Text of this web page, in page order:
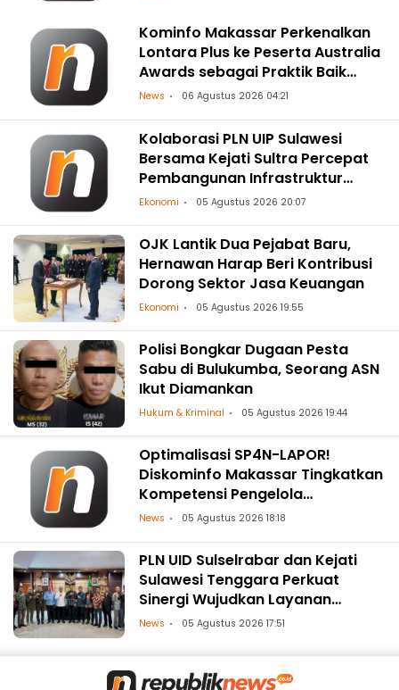
Kominfo Makassar Perkenalkan
Lontara Plus ke Peserta Australia
Awards sebagai Praktik Baik
Transformasi Digital
News 06 Agustus 2026 04:21
Kolaborasi PLN UIP Sulawesi
Bersama Kejati Sultra Percepat
Pembangunan Infrastruktur
Ketenagalistrikan
Ekonomi 05 Agustus 2026 20:07
OJK Lantik Dua Pejabat Baru,
Hernawan Harap Beri Kontribusi
Dorong Sektor Jasa Keuangan
Ekonomi 05 Agustus 2026 19:55
Polisi Bongkar Dugaan Pesta
Sabu di Bulukumba, Seorang ASN
Ikut Diamankan
Hukum & Kriminal 05 Agustus 2026 19:44
Optimalisasi SP4N-LAPOR!
Diskominfo Makassar Tingkatkan
Kompetensi Pengelola
Pengaduan OPD
News 05 Agustus 2026 18:18
PLN UID Sulselrabar dan Kejati
Sulawesi Tenggara Perkuat
Sinergi Wujudkan Layanan
Kelistrikan Andal dengan
Hukum
News 05 Agustus 2026 17:51